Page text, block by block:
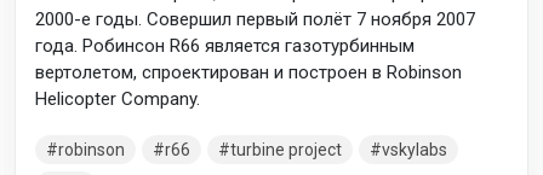
2000-е годы. Совершил первый полёт 7 ноября 2007
года. Робинсон R66 является газотурбинным
вертолетом, спроектирован и построен в Robinson
Helicopter Company.
robinson r66 turbine project
vskylabs